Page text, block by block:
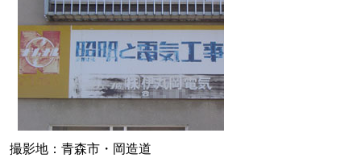
撮影地：青森市・岡造道